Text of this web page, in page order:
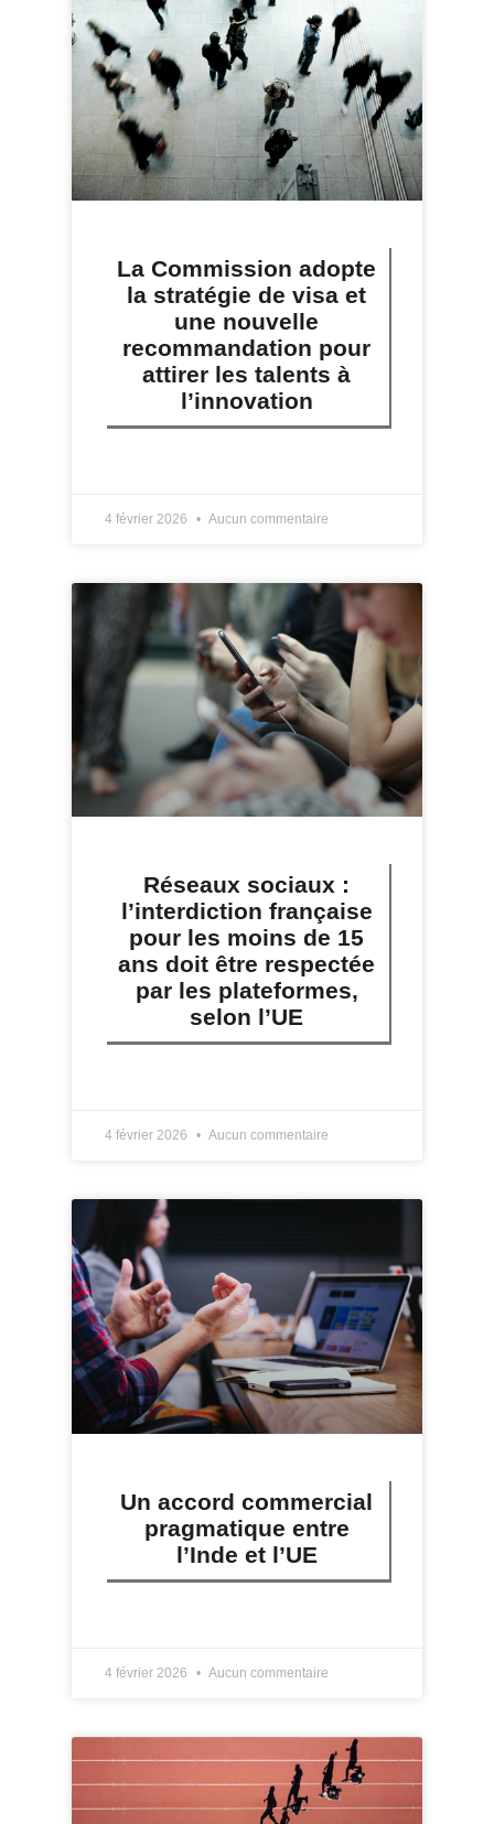
La Commission adopte
la stratégie de visa et
une nouvelle
recommandation pour
attirer les talents à
l’innovation
4 février 2026 Aucun commentaire
Réseaux sociaux :
l’interdiction française
pour les moins de 15
ans doit être respectée
par les plateformes,
selon l’UE
4 février 2026 Aucun commentaire
Un accord commercial
pragmatique entre
l’Inde et l’UE
4 février 2026 Aucun commentaire